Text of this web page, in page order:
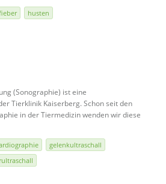
husten
(Sonographie) ist eine
Tierklinik Kaiserberg. Schon seit den
in der Tiermedizin wenden wir diese
gelenkultraschall